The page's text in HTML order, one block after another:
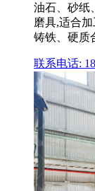
油石、砂纸
磨具,适合
铸铁、硬质
联系电话: